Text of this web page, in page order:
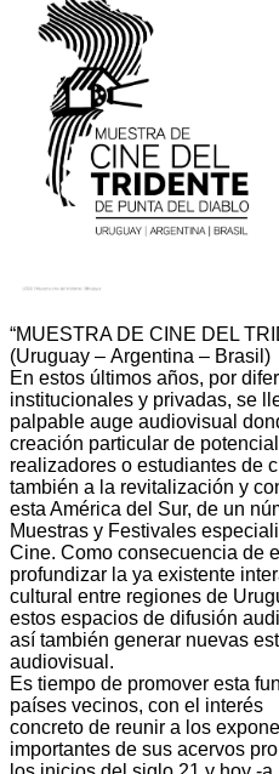
“MUESTRA DE CINE DEL
(Uruguay – Argentina – Brasil)
En estos últimos años, por
institucionales y privadas, se
palpable auge audiovisual
creación particular de
realizadores o estudiantes de
también a la revitalización y
esta América del Sur, de un
Muestras y Festivales
Cine. Como consecuencia de
profundizar la ya existente
cultural entre regiones de
estos espacios de difusión
así también generar nuevas
audiovisual.
Es tiempo de promover esta
países vecinos, con el interés
concreto de reunir a los
importantes de sus acervos